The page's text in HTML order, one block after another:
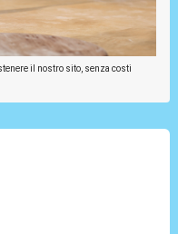
il nostro sito, senza costi